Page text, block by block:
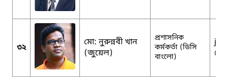
৩২
মো: নুরুন্নবী খান
(জুয়েল)
প্রশাসনিক
কর্মকর্তা (ডিসি
বাংলো)